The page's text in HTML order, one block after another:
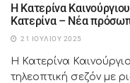
Η Κατερίνα
Κατερίνα – Νέα
21 ΙΟΥΛΊΟΥ 2025
Η Κατερίνα
τηλεοπτική σεζόν με